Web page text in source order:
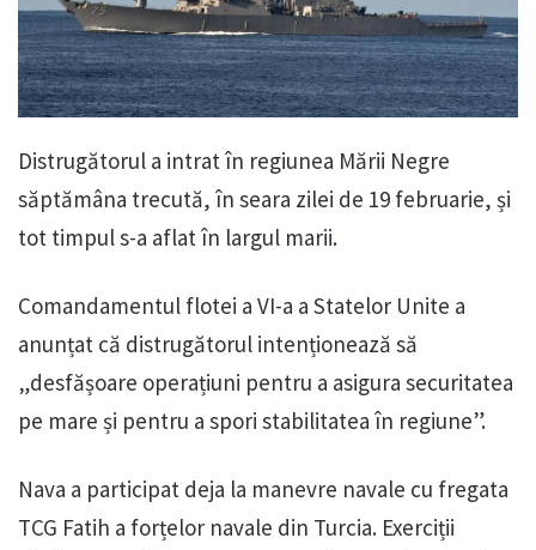
Distrugătorul a intrat în regiunea Mării Negre
săptămâna trecută, în seara zilei de 19 februarie, și
tot timpul s-a aflat în largul marii.
Comandamentul flotei a VI-a a Statelor Unite a
anunțat că distrugătorul intenționează să
„desfășoare operațiuni pentru a asigura securitatea
pe mare și pentru a spori stabilitatea în regiune”.
Nava a participat deja la manevre navale cu fregata
TCG Fatih a forțelor navale din Turcia. Exerciții